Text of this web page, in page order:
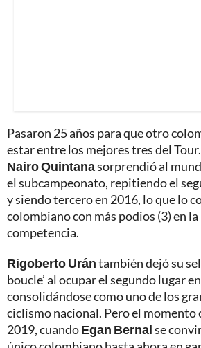
Pasaron 25 años para que otro
estar entre los mejores tres del
Nairo Quintanasorprendió al
el subcampeonato, repitiendo el
y siendo tercero en 2016, lo que lo
colombiano con más podios (3) en
competencia.
Rigoberto Urántambién dejó su
boucle’ al ocupar el segundo lugar
consolidándose como uno de los
ciclismo nacional. Pero el momento
2019, cuandoEgan Bernalse